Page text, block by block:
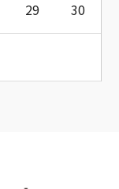
29 30